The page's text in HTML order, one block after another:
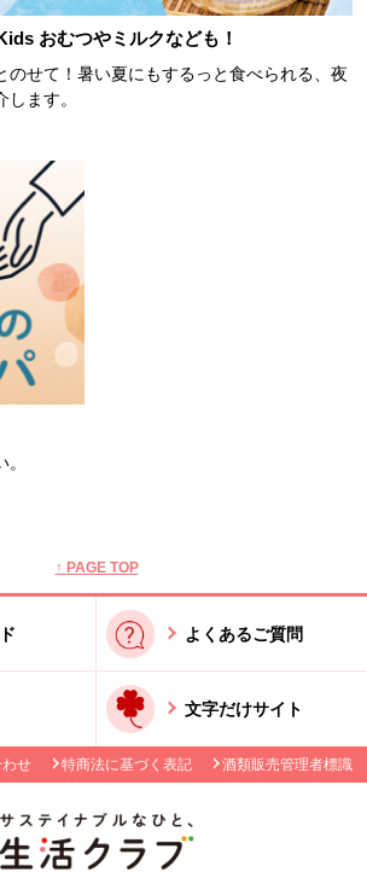
おむつやミルクなども！
のせて！暑い夏にもするっと食べられる、夜
ます。
↑ PAGE TOP
よくあるご質問
文字だけサイト
せ 特商法に基づく表記 酒類販売管理者標識